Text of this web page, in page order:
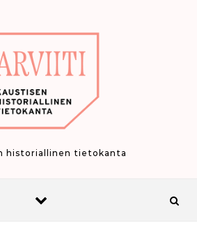
historiallinen tietokanta